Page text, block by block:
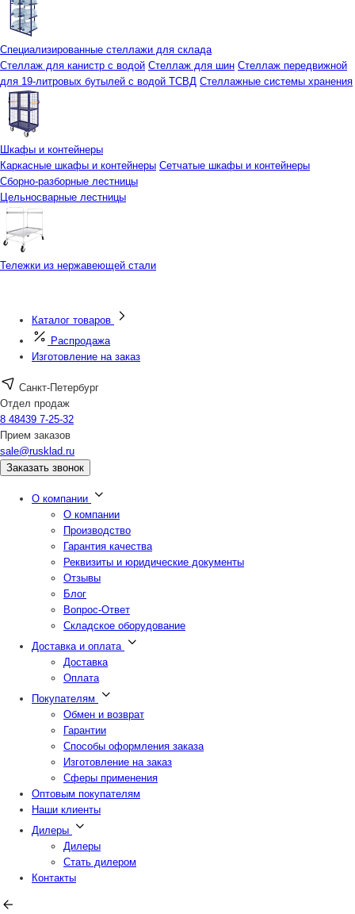
Специализированные стеллажи для склада
Стеллаж для канистр с водой Стеллаж для шин Стеллаж передвижной
для 19-литровых бутылей с водой ТСВД Стеллажные системы хранения
Шкафы и контейнеры
Каркасные шкафы и контейнеры Сетчатые шкафы и контейнеры
Сборно-разборные лестницы
Цельносварные лестницы
Тележки из нержавеющей стали
Каталог товаров
Распродажа
Изготовление на заказ
Санкт-Петербург
Отдел продаж
8 48439 7-25-32
Прием заказов
sale@rusklad.ru
Заказать звонок
О компании
О компании
Производство
Гарантия качества
Реквизиты и юридические документы
Отзывы
Блог
Вопрос-Ответ
Складское оборудование
Доставка и оплата
Доставка
Оплата
Покупателям
Обмен и возврат
Гарантии
Способы оформления заказа
Изготовление на заказ
Сферы применения
Оптовым покупателям
Наши клиенты
Дилеры
Дилеры
Стать дилером
Контакты